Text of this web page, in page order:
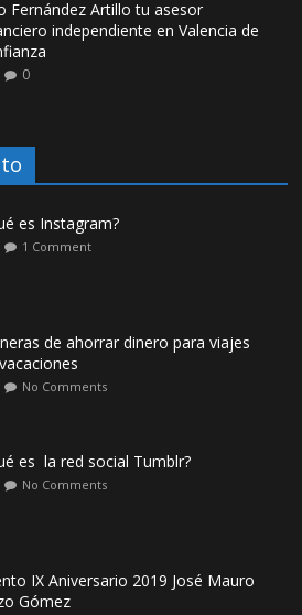
Fernández Artillo tu asesor
independiente en Valencia de
0
es Instagram?
1 Comment
de ahorrar dinero para viajes
No Comments
es la red social Tumblr?
No Comments
IX Aniversario 2019 José Mauro
Gómez